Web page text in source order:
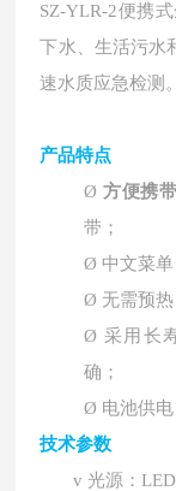
SZ-YLR-2便携
下水、生活污水
速水质应急检测。
产品特点
Ø 方便携
带；
Ø 中文菜
Ø 无需预
Ø 采用长
确；
Ø 电池供电
技术参数
v 光源：LED